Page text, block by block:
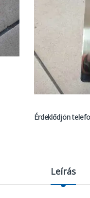
Érdeklődjön
Leírás